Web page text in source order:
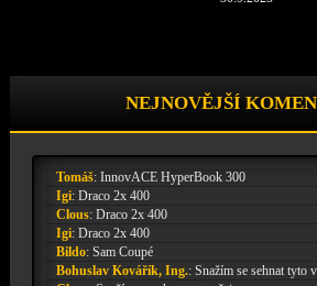
NEJNOVĚJŠÍ
Tomáš: InnovACE HyperBook 300
Igi: Draco 2x 400
Clous: Draco 2x 400
Igi: Draco 2x 400
Bildo: Sam Coupé
Bohuslav Kovářík, Ing.: Snažím se sehnat tyto